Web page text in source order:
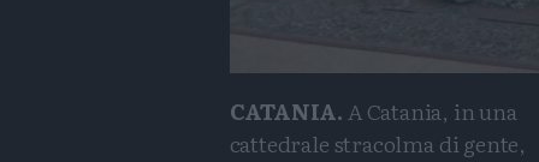
CATANIA.A Catania, in una
cattedrale stracolma di gente,